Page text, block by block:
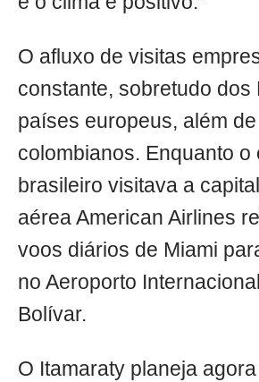
O afluxo de visitas
constante, sobretudo dos
países europeus, além de
colombianos. Enquanto o
brasileiro visitava a
aérea American Airlines
voos diários de Miami
no Aeroporto
Bolívar.
O Itamaraty planeja